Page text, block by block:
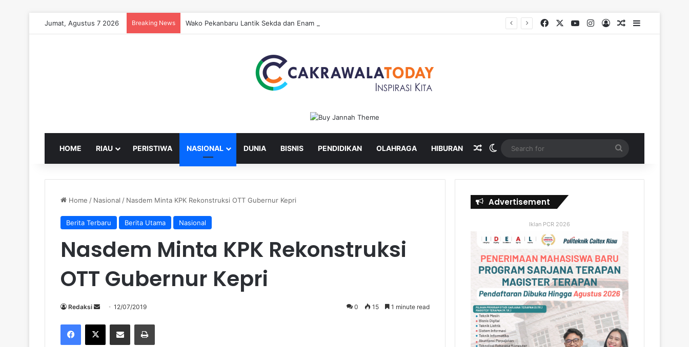
Jumat, Agustus 7 2026 Breaking News Wako Pekanbaru Lantik Sekda dan Enam Pejabat Eselon Lainnya FacebookYouTubeInstagram
Log InRandom Article
Sidebar
HOME RIAU PERISTIWA NASIONAL DUNIA BISNIS PENDIDIKAN OLAHRAGA HIBURAN Random Article
Switch skin
for
Home / Nasional / Nasdem Minta KPK Rekonstruksi OTT Gubernur Kepri
Berita Terbaru Berita Utama Nasional
Nasdem Minta KPK Rekonstruksi
OTT Gubernur Kepri
Redaksi
Send12/07/2019 0 15 1 minute read
Facebook
X Share via Email Print
Advertisement
Iklan PCR 2026